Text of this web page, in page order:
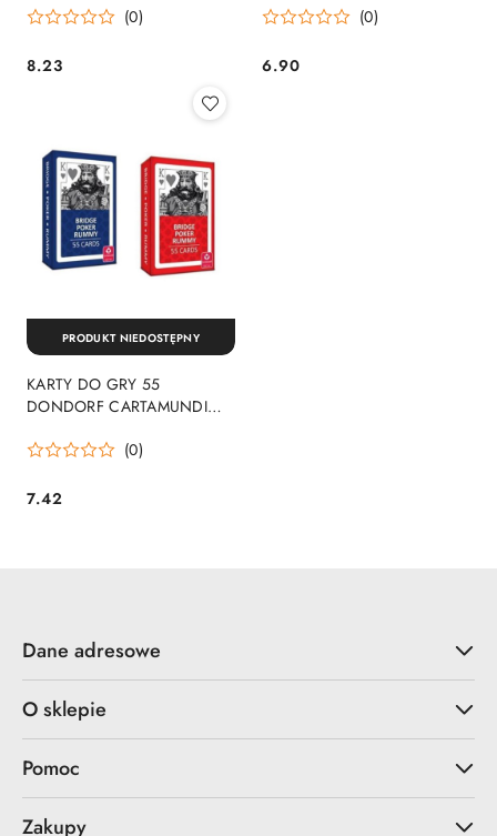
(0)
Cena:
8.23
(0)
Cena:
6.90
KARTY DO GRY 55
DONDORF CARTAMUNDI
(0)
Cena:
7.42
PRODUKT NIEDOSTĘPNY
Dane adresowe
O sklepie
Pomoc
Zakupy